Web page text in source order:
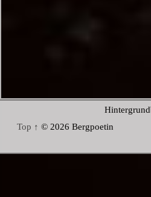
Top ↑ © 2026 Bergpoetin